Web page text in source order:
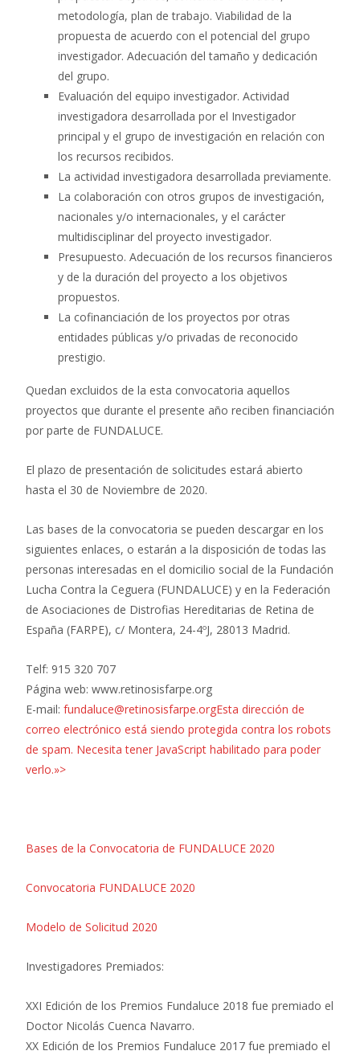
metodología, plan de trabajo. Viabilidad de la
propuesta de acuerdo con el potencial del grupo
investigador. Adecuación del tamaño y dedicación
del grupo.
Evaluación del equipo investigador. Actividad
investigadora desarrollada por el Investigador
principal y el grupo de investigación en relación con
los recursos recibidos.
La actividad investigadora desarrollada previamente.
La colaboración con otros grupos de investigación,
nacionales y/o internacionales, y el carácter
multidisciplinar del proyecto investigador.
Presupuesto. Adecuación de los recursos financieros
y de la duración del proyecto a los objetivos
propuestos.
La cofinanciación de los proyectos por otras
entidades públicas y/o privadas de reconocido
prestigio.
Quedan excluidos de la esta convocatoria aquellos
proyectos que durante el presente año reciben financiación
por parte de FUNDALUCE.
El plazo de presentación de solicitudes estará abierto
hasta el 30 de Noviembre de 2020.
Las bases de la convocatoria se pueden descargar en los
siguientes enlaces, o estarán a la disposición de todas las
personas interesadas en el domicilio social de la Fundación
Lucha Contra la Ceguera (FUNDALUCE) y en la Federación
de Asociaciones de Distrofias Hereditarias de Retina de
España (FARPE), c/ Montera, 24-4ºJ, 28013 Madrid.
Telf: 915 320 707
Página web: www.retinosisfarpe.org
E-mail: fundaluce@retinosisfarpe.orgEsta dirección de
correo electrónico está siendo protegida contra los robots
de spam. Necesita tener JavaScript habilitado para poder
verlo.»>
Bases de la Convocatoria de FUNDALUCE 2020
Convocatoria FUNDALUCE 2020
Modelo de Solicitud 2020
Investigadores Premiados:
XXI Edición de los Premios Fundaluce 2018 fue premiado el
Doctor Nicolás Cuenca Navarro.
XX Edición de los Premios Fundaluce 2017 fue premiado el